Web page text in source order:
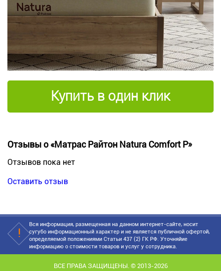
Купить в один клик
Отзывы о «Матрас Райтон Natura Comfort P»
Отзывов пока нет
Оставить отзыв
Вся информация, размещенная на данном интернет-сайте, носит
сугубо информационный характер и не является публичной офертой,
определяемой положениями Статьи 437 (2) ГК РФ. Уточняйие
информацию о стоимости товаров и услуг у сотрудника.
ВСЕ ПРАВА ЗАЩИЩЕНЫ. © 2013-2026